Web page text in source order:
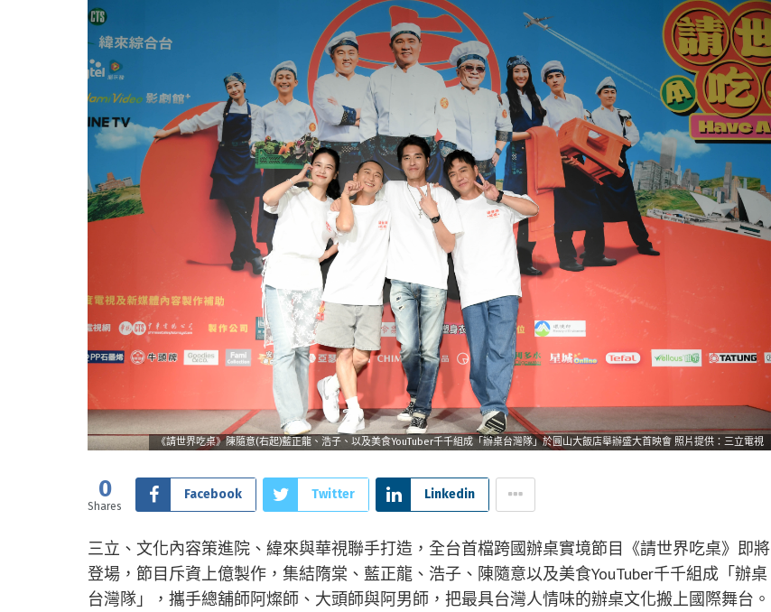
《請世界吃桌》陳隨意(右起)藍正龍、浩子、以及美食YouTuber千千組成「辦桌台灣隊」於圓山大飯店舉辦盛大首映會 照片提供：三立電視
0
Shares
Facebook Twitter Linkedin
三立、文化內容策進院、緯來與華視聯手打造，全台首檔跨國辦桌實境節目《請世界吃桌》即將
登場，節目斥資上億製作，集結隋棠、藍正龍、浩子、陳隨意以及美食YouTuber千千組成「辦桌
台灣隊」，攜手總舖師阿燦師、大頭師與阿男師，把最具台灣人情味的辦桌文化搬上國際舞台。